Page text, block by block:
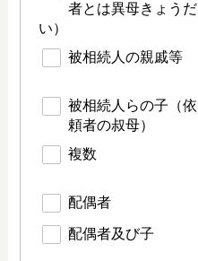
者とは異母きょうだ
い）
被相続人の親戚等
被相続人らの子（依
頼者の叔母）
複数
配偶者
配偶者及び子